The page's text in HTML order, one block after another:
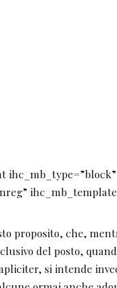
dirsi, di Moscato
bianco
che, a differenza
simile a quella di